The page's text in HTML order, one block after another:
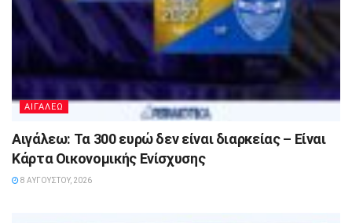
ΑΙΓΑΛΕΩ
Αιγάλεω: Τα 300 ευρώ δεν είναι διαρκείας – Είναι
Κάρτα Οικονομικής Ενίσχυσης
8 ΑΥΓΟΎΣΤΟΥ, 2026